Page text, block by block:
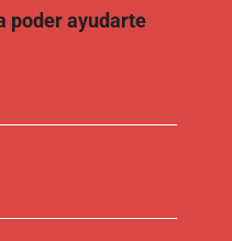
poder ayudarte